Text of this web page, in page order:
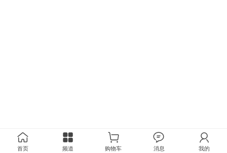
首页 频道 购物车 消息 我的